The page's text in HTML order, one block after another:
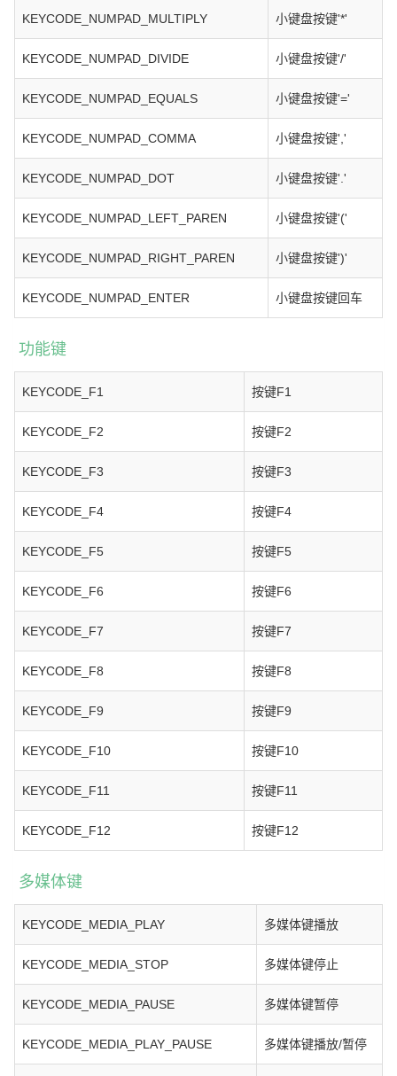
KEYCODE_NUMPAD_MULTIPLY 小键盘按键'*'
KEYCODE_NUMPAD_DIVIDE 小键盘按键'/'
KEYCODE_NUMPAD_EQUALS 小键盘按键'='
KEYCODE_NUMPAD_COMMA 小键盘按键','
KEYCODE_NUMPAD_DOT 小键盘按键'.'
KEYCODE_NUMPAD_LEFT_PAREN 小键盘按键'('
KEYCODE_NUMPAD_RIGHT_PAREN 小键盘按键')'
KEYCODE_NUMPAD_ENTER 小键盘按键回车
功能键
KEYCODE_F1 按键F1
KEYCODE_F2 按键F2
KEYCODE_F3 按键F3
KEYCODE_F4 按键F4
KEYCODE_F5 按键F5
KEYCODE_F6 按键F6
KEYCODE_F7 按键F7
KEYCODE_F8 按键F8
KEYCODE_F9 按键F9
KEYCODE_F10 按键F10
KEYCODE_F11 按键F11
KEYCODE_F12 按键F12
多媒体键
KEYCODE_MEDIA_PLAY 多媒体键播放
KEYCODE_MEDIA_STOP 多媒体键停止
KEYCODE_MEDIA_PAUSE 多媒体键暂停
KEYCODE_MEDIA_PLAY_PAUSE 多媒体键播放/暂停